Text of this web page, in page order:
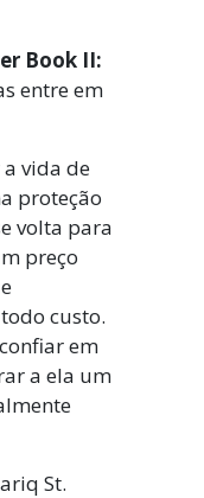
Book II:
entre em
vida de
proteção
volta para
preço
custo.
em
a ela um
St.